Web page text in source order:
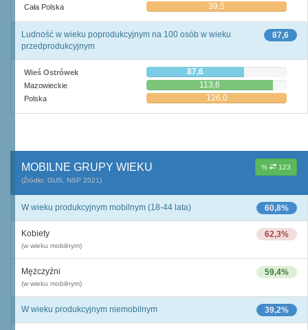
Cała Polska 39,5
87,6
Ludność w wieku poprodukcyjnym na 100 osób w wieku
przedprodukcyjnym
Wieś Ostrówek 87,6
Mazowieckie 113,6
Polska 126,0
% 123
MOBILNE GRUPY WIEKU
(Źródło: GUS, NSP 2021)
60,8%
W wieku produkcyjnym mobilnym (18-44 lata)
62,3%
Kobiety
(w wieku mobilnym)
59,4%
Mężczyźni
(w wieku mobilnym)
39,2%
W wieku produkcyjnym niemobilnym